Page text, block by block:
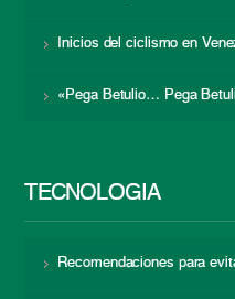
Inicios del ciclismo en
«Pega Betulio… Pega
TECNOLOGÍA
Recomendaciones para